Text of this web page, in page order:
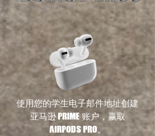
使用您的学生电子邮件地址创建
亚马逊 prime 账户，赢取
AirPods Pro。